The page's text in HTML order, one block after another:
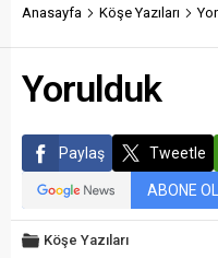
Anasayfa Köşe Yazıları
Yorulduk
Paylaş Tweetle
ABONE OL
Köşe Yazıları